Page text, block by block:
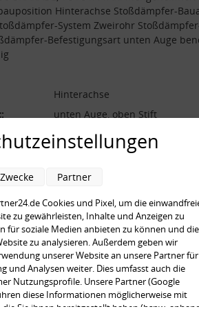
Hinterachse Stoßdämpfer-
System Zweirohr
Befestigungsart unten Auge
Hinterachse
unten Auge, oben Stift
Dämpfer nicht federtragend
Gasdruck
Satz
1
Cookies und Pixel, um die
zu gewährleisten, Inhalte und Anzeigen zu
für soziale Medien anbieten zu können und die
zu analysieren. Außerdem geben wir
unserer Website an unsere Partner für
und Analysen weiter. Dies umfasst auch die
Nutzungsprofile. Unsere Partner (Google
diese Informationen möglicherweise mit
Zwecke Partner